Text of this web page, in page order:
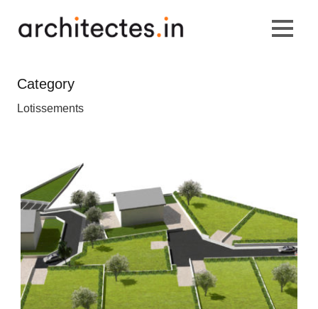
Category
Lotissements